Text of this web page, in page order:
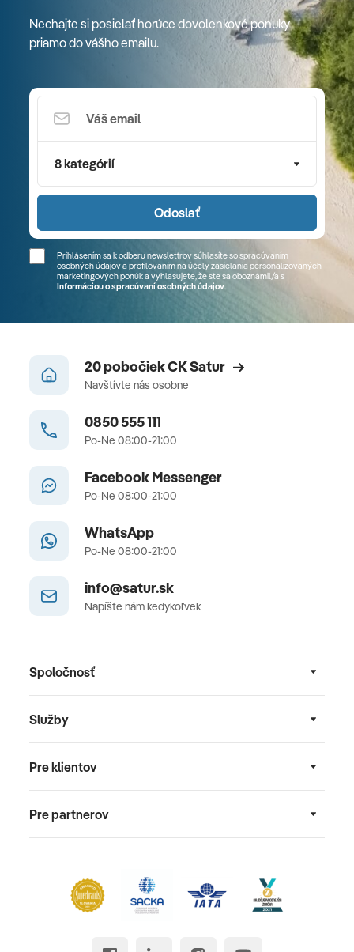
Nechajte si posielať horúce dovolenkové ponuky
priamo do vášho emailu.
8 kategórií
Odoslať
Prihlásením sa k odberu newslettrov súhlasíte so spracúvaním
osobných údajov a profilovaním na účely zasielania personalizovaných
marketingových ponúk a vyhlasujete, že ste sa oboznámil/a s
Informáciou o spracúvaní osobných údajov.
20 pobočiek CK Satur
Navštívte nás osobne
0850 555 111
Po-Ne 08:00-21:00
Facebook Messenger
Po-Ne 08:00-21:00
WhatsApp
Po-Ne 08:00-21:00
info@satur.sk
Napíšte nám kedykoľvek
Spoločnosť
Služby
Pre klientov
Pre partnerov